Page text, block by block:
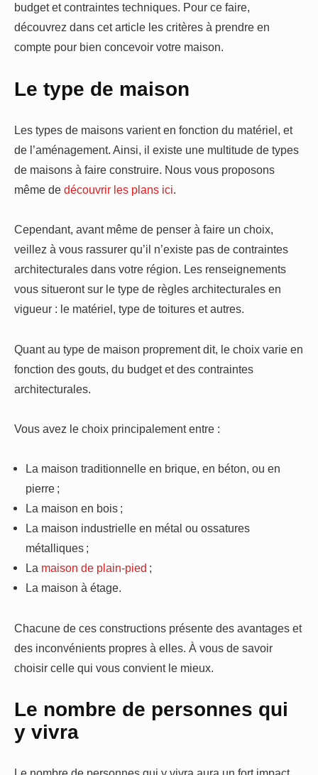
budget et contraintes techniques. Pour ce faire,
découvrez dans cet article les critères à prendre en
compte pour bien concevoir votre maison.
Le type de maison
Les types de maisons varient en fonction du matériel, et
de l’aménagement. Ainsi, il existe une multitude de types
de maisons à faire construire. Nous vous proposons
même de découvrir les plans ici.
Cependant, avant même de penser à faire un choix,
veillez à vous rassurer qu’il n’existe pas de contraintes
architecturales dans votre région. Les renseignements
vous situeront sur le type de règles architecturales en
vigueur : le matériel, type de toitures et autres.
Quant au type de maison proprement dit, le choix varie en
fonction des gouts, du budget et des contraintes
architecturales.
Vous avez le choix principalement entre :
La maison traditionnelle en brique, en béton, ou en
pierre ;
La maison en bois ;
La maison industrielle en métal ou ossatures
métalliques ;
La maison de plain-pied ;
La maison à étage.
Chacune de ces constructions présente des avantages et
des inconvénients propres à elles. À vous de savoir
choisir celle qui vous convient le mieux.
Le nombre de personnes qui
y vivra